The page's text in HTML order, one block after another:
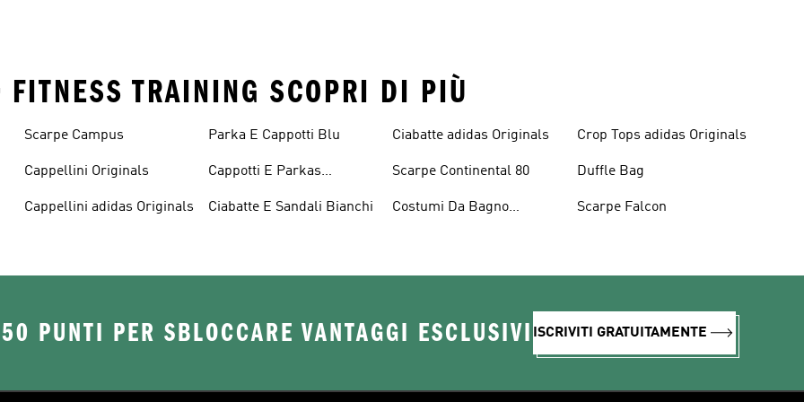
FITNESS TRAINING SCOPRI DI PIÙ
Scarpe Campus
Cappellini Originals
Cappellini adidas Originals
Parka E Cappotti Blu
Cappotti E Parkas
Ciabatte E Sandali Bianchi
Ciabatte adidas Originals
Scarpe Continental 80
Costumi Da Bagno
Crop Tops adidas Originals
Duffle Bag
Scarpe Falcon
PUNTI PER SBLOCCARE VANTAGGI ESCLUSIVI ISCRIVITI GRATUITAMENTE